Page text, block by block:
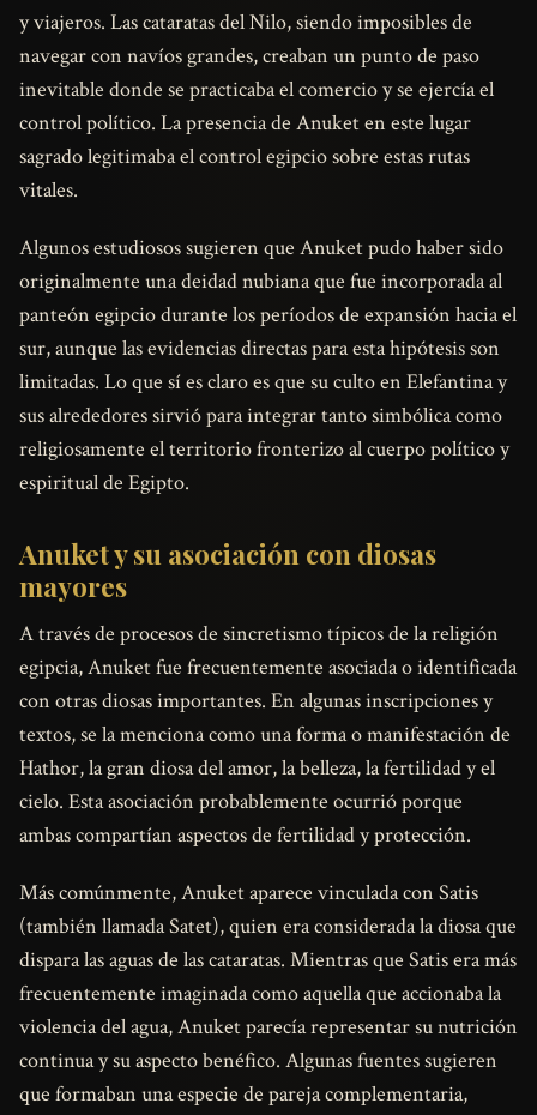
y viajeros. Las cataratas del Nilo, siendo imposibles de
navegar con navíos grandes, creaban un punto de paso
inevitable donde se practicaba el comercio y se ejercía el
control político. La presencia de Anuket en este lugar
sagrado legitimaba el control egipcio sobre estas rutas
vitales.
Algunos estudiosos sugieren que Anuket pudo haber sido
originalmente una deidad nubiana que fue incorporada al
panteón egipcio durante los períodos de expansión hacia el
sur, aunque las evidencias directas para esta hipótesis son
limitadas. Lo que sí es claro es que su culto en Elefantina y
sus alrededores sirvió para integrar tanto simbólica como
religiosamente el territorio fronterizo al cuerpo político y
espiritual de Egipto.
Anuket y su asociación con diosas
mayores
A través de procesos de sincretismo típicos de la religión
egipcia, Anuket fue frecuentemente asociada o identificada
con otras diosas importantes. En algunas inscripciones y
textos, se la menciona como una forma o manifestación de
Hathor, la gran diosa del amor, la belleza, la fertilidad y el
cielo. Esta asociación probablemente ocurrió porque
ambas compartían aspectos de fertilidad y protección.
Más comúnmente, Anuket aparece vinculada con Satis
(también llamada Satet), quien era considerada la diosa que
dispara las aguas de las cataratas. Mientras que Satis era más
frecuentemente imaginada como aquella que accionaba la
violencia del agua, Anuket parecía representar su nutrición
continua y su aspecto benéfico. Algunas fuentes sugieren
que formaban una especie de pareja complementaria,